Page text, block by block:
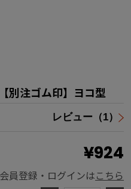
注ゴム印】ヨコ型
レビュー（1）
¥924
会員登録・ログインはこちら